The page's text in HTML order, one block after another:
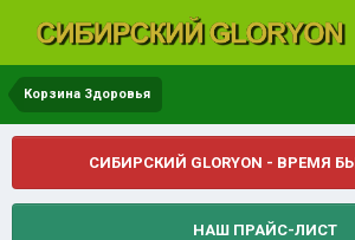
Корзина Здоровья
СИБИРСКИЙ GLORYON - ВРЕМЯ
НАШ ПРАЙС-ЛИСТ